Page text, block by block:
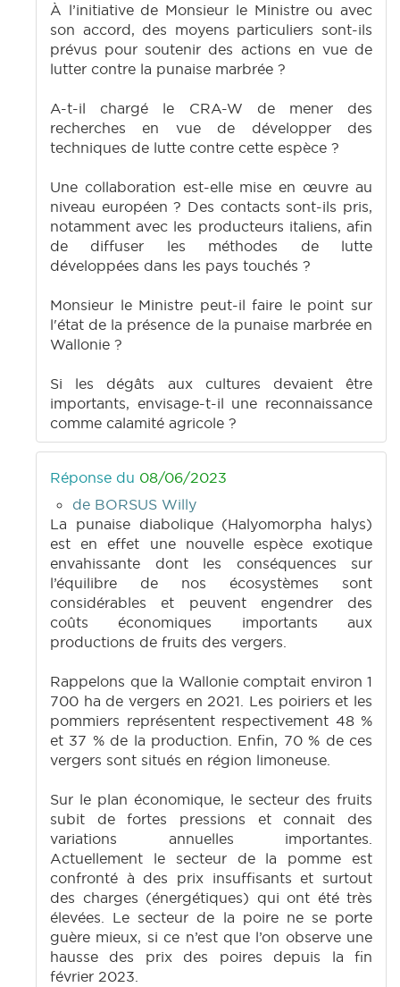
À l’initiative de Monsieur le Ministre ou avec
son accord, des moyens particuliers sont-ils
prévus pour soutenir des actions en vue de
lutter contre la punaise marbrée ?
A-t-il chargé le CRA-W de mener des
recherches en vue de développer des
techniques de lutte contre cette espèce ?
Une collaboration est-elle mise en œuvre au
niveau européen ? Des contacts sont-ils pris,
notamment avec les producteurs italiens, afin
de diffuser les méthodes de lutte
développées dans les pays touchés ?
Monsieur le Ministre peut-il faire le point sur
l'état de la présence de la punaise marbrée en
Wallonie ?
Si les dégâts aux cultures devaient être
importants, envisage-t-il une reconnaissance
comme calamité agricole ?
Réponse du 08/06/2023
de BORSUS Willy
La punaise diabolique (Halyomorpha halys)
est en effet une nouvelle espèce exotique
envahissante dont les conséquences sur
l’équilibre de nos écosystèmes sont
considérables et peuvent engendrer des
coûts économiques importants aux
productions de fruits des vergers.
Rappelons que la Wallonie comptait environ 1
700 ha de vergers en 2021. Les poiriers et les
pommiers représentent respectivement 48 %
et 37 % de la production. Enfin, 70 % de ces
vergers sont situés en région limoneuse.
Sur le plan économique, le secteur des fruits
subit de fortes pressions et connait des
variations annuelles importantes.
Actuellement le secteur de la pomme est
confronté à des prix insuffisants et surtout
des charges (énergétiques) qui ont été très
élevées. Le secteur de la poire ne se porte
guère mieux, si ce n’est que l’on observe une
hausse des prix des poires depuis la fin
février 2023.